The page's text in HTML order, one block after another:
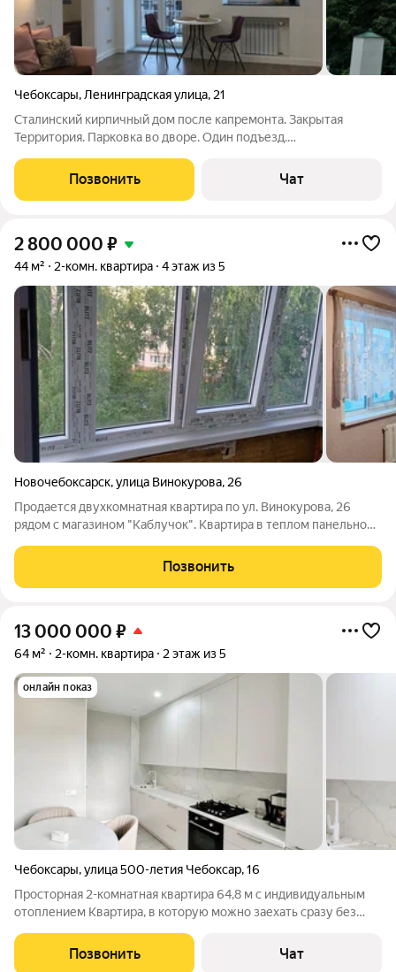
Чебоксары, Ленинградская улица, 21
Сталинский кирпичный дом после капремонта. Закрытая
Территория. Парковка во дворе. Один подъезд.
красивая часть города. Квартира для любителей центральной
части города. Сделана перепланировка (
Позвонить Чат
2 800 000 ₽
44 м² 2-комн. квартира 4 этаж из 5
Новочебоксарск,улица Винокурова, 26
Продается двухкомнатная квартира по ул. Винокурова, 26
рядом с магазином "Каблучок". Квартира в теплом панельном
совмещенный, установлены пластиковые окна, пластиковые
рамы на балконе, ванная
Позвонить
13 000 000 ₽
64 м² 2-комн. квартира 2 этаж из 5
онлайн показ
Чебоксары,улица 500-летия Чебоксар,16
Просторная 2-комнатная квартира 64,8 м с индивидуальным
отоплением Квартира, в которую можно заехать сразу без
техники. Продаётся просторная 2-комнатная квартира
площадью 64,8 м на 2-м этаже
Позвонить Чат